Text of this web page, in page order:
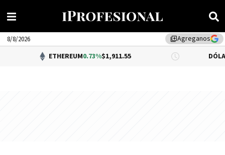
library_addAgreganos
8/8/2026
ETHEREUM0.73%$1,911.55 DÓLAR BNA 0.34%